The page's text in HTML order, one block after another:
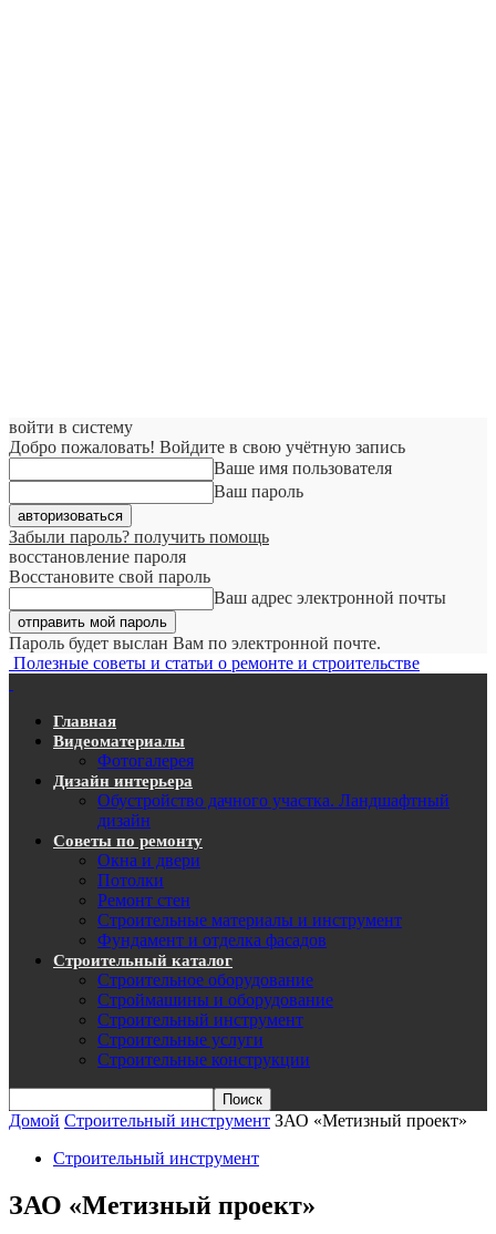
войти в систему
Добро пожаловать! Войдите в свою учётную запись
Ваше имя пользователя
Ваш пароль
Забыли пароль? получить помощь
восстановление пароля
Восстановите свой пароль
Ваш адрес электронной почты
Пароль будет выслан Вам по электронной почте.
Полезные советы и статьи о ремонте и строительстве
Главная
Видеоматериалы
Фотогалерея
Дизайн интерьера
Обустройство дачного участка. Ландшафтный
дизайн
Советы по ремонту
Окна и двери
Потолки
Ремонт стен
Строительные материалы и инструмент
Фундамент и отделка фасадов
Строительный каталог
Строительное оборудование
Строймашины и оборудование
Строительный инструмент
Строительные услуги
Строительные конструкции
Домой Строительный инструмент ЗАО «Метизный проект»
Строительный инструмент
ЗАО «Метизный проект»